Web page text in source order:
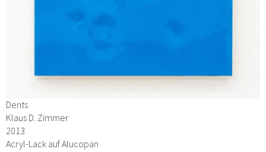
Dents
Klaus D. Zimmer
2013
Acryl-Lack auf Alucopan